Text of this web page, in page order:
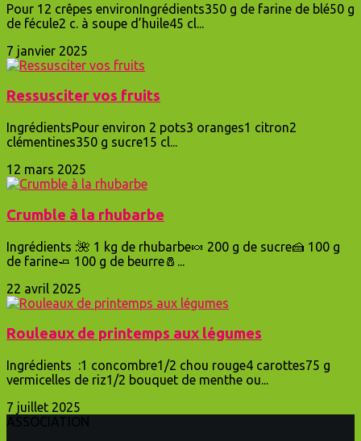
Pour 12 crêpes environIngrédients350 g de farine de blé50 g
de fécule2 c. à soupe d’huile45 cl...
7 janvier 2025
Ressusciter vos fruits
IngrédientsPour environ 2 pots3 oranges1 citron2
clémentines350 g sucre15 cl...
12 mars 2025
Crumble à la rhubarbe
Ingrédients :🌺 1 kg de rhubarbe🍬 200 g de sucre🍰 100 g
de farine🧈 100 g de beurre🧂...
22 avril 2025
Rouleaux de printemps aux légumes
Ingrédients :1 concombre1/2 chou rouge4 carottes75 g
vermicelles de riz1/2 bouquet de menthe ou...
7 juillet 2025